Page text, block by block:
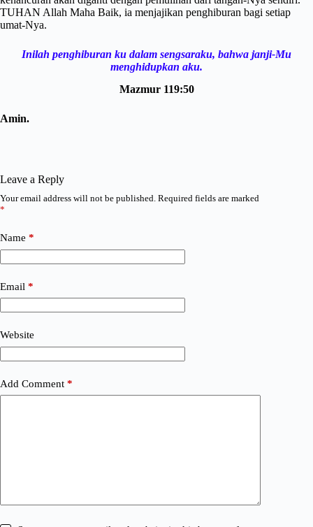
TUHAN Allah Maha Baik, ia menjajikan penghiburan bagi setiap
umat-Nya.
Inilah penghiburan ku dalam sengsaraku, bahwa janji-Mu
menghidupkan aku.
Mazmur 119:50
Amin.
Leave a Reply
Your email address will not be published. Required fields are marked
*
Name *
Email *
Website
Add Comment *